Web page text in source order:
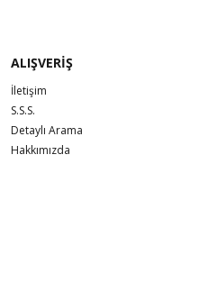
ALIŞVERİŞ
İletişim
S.S.S.
Detaylı Arama
Hakkımızda